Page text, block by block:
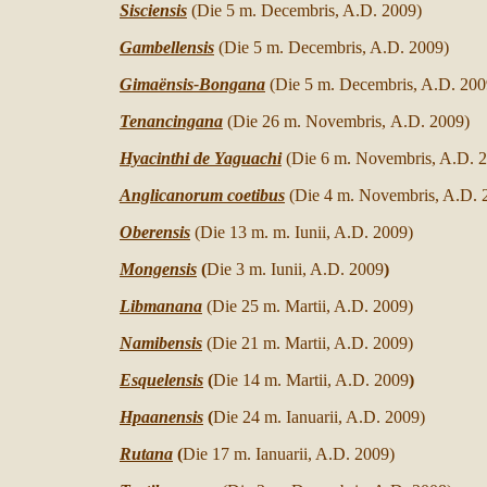
Sisciensis (Die 5 m. Decembris, A.D. 2009)
Gambellensis (Die 5 m. Decembris, A.D. 2009)
Gimaënsis-Bongana (Die 5 m. Decembris, A.D.
Tenancingana (Die 26 m. Novembris, A.D. 2009)
Hyacinthi de Yaguachi (Die 6 m. Novembris, A.D.
Anglicanorum coetibus (Die 4 m. Novembris, A.D.
Oberensis (Die 13 m. m. Iunii, A.D. 2009)
Mongensis (Die 3 m. Iunii, A.D. 2009)
Libmanana (Die 25 m. Martii, A.D. 2009)
Namibensis (Die 21 m. Martii, A.D. 2009)
Esquelensis (Die 14 m. Martii, A.D. 2009)
Hpaanensis (Die 24 m. Ianuarii, A.D. 2009)
Rutana (Die 17 m. Ianuarii, A.D. 2009)